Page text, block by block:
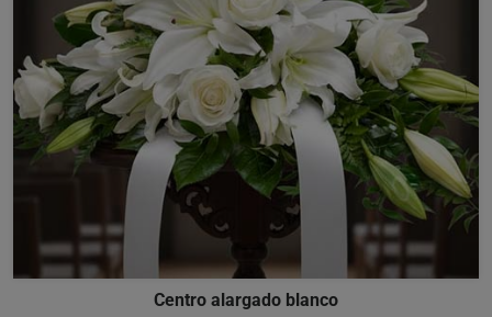
Centro alargado blanco